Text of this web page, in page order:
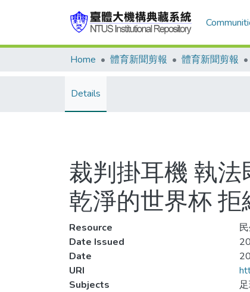
Home 體育新聞剪報 體育新聞剪報
Details
裁判掛耳機 執
乾淨的世界杯
Resource
Date Issued
Date
URI
Subjects